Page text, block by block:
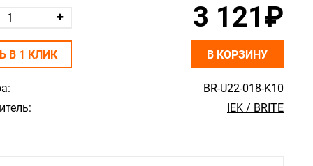
BR-U22-018-K10
IEK / BRITE
3 121₽
В 1 КЛИК В КОРЗИНУ